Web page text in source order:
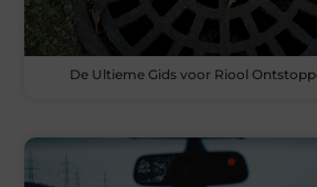
De Ultieme Gids voor Riool